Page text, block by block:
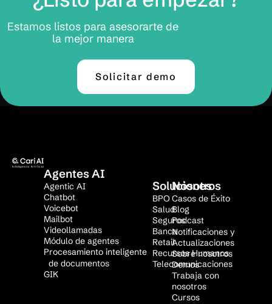
Estamos listos para asesorarte de
la mejor manera
Solicitar demo
Agentes AI
Agentic AI
Chatbot
Voicebot
Mailbot
Videollamadas
Módulo de agentes
Procesamiento inteligente
de documentos
GIK
Soluciones
BPO
Salud
Seguros
Banca
Retail
Recursos Humanos
Telecomunicaciones
Nosotros
Casos de Éxito
Blog
Podcast
Notificaciones y
Actualizaciones
Sobre nosotros
Demos
Trabaja con
nosotros
Cursos